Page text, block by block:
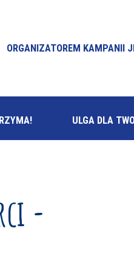
ORGANIZATOREM KAMPANII
ULGA DLA
-